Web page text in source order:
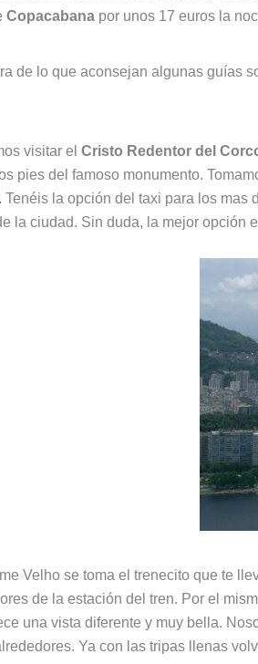
Copacabana por unos 17 euros la
de lo que aconsejan algunas guías
visitar el Cristo Redentor del
pies del famoso monumento.
Tenéis la opción del taxi para los
la ciudad. Sin duda, la mejor opción
Velho se toma el trenecito que te
de la estación del tren. Por el
una vista diferente y muy bella.
Ya con las tripas llenas